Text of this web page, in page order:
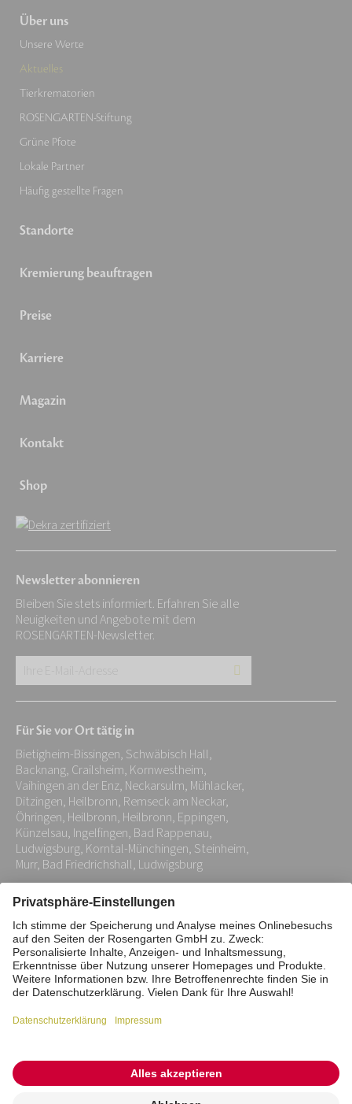
Über uns
Unsere Werte
Aktuelles
Tierkrematorien
ROSENGARTEN-Stiftung
Grüne Pfote
Lokale Partner
Häufig gestellte Fragen
Standorte
Kremierung beauftragen
Preise
Karriere
Magazin
Kontakt
Shop
Newsletter abonnieren
Bleiben Sie stets informiert. Erfahren Sie alle
Neuigkeiten und Angebote mit dem
ROSENGARTEN-Newsletter.
E-
Adresse:
*
Für Sie vor Ort tätig in
Bietigheim-Bissingen, Schwäbisch Hall,
Backnang, Crailsheim, Kornwestheim,
Vaihingen an der Enz, Neckarsulm, Mühlacker,
Ditzingen, Heilbronn, Remseck am Neckar,
Öhringen, Heilbronn, Heilbronn, Eppingen,
Künzelsau, Ingelfingen, Bad Rappenau,
Ludwigsburg, Korntal-Münchingen, Steinheim,
Murr, Bad Friedrichshall, Ludwigsburg
Impressum Datenschutz
Stiftung
Interne Meldestelle
Zahlungsmittel
Barrierefreiheitserklärung
Vertrag widerrufen